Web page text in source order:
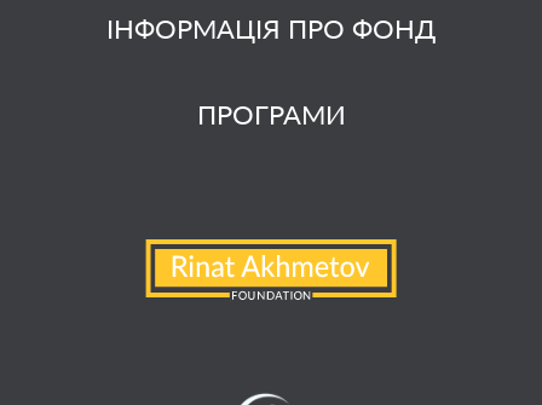
ІНФОРМАЦІЯ ПРО ФОНД
ПРОГРАМИ